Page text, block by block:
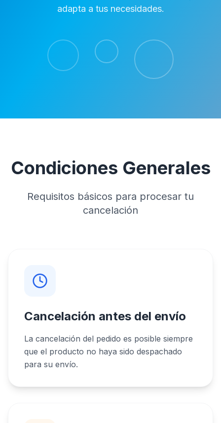
adapta a tus necesidades.
Condiciones Generales
Requisitos básicos para procesar tu
cancelación
Cancelación antes del envío
La cancelación del pedido es posible siempre
que el producto no haya sido despachado
para su envío.